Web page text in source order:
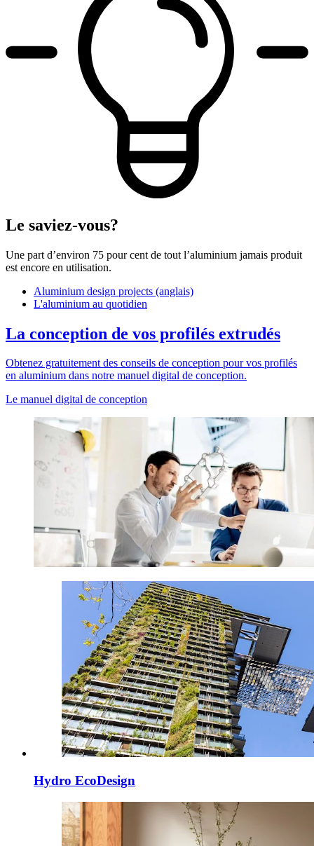
Le saviez-vous?
Une part d’environ 75 pour cent de tout l’aluminium jamais produit
est encore en utilisation.
Aluminium design projects (anglais)
L'aluminium au quotidien
La conception de vos profilés extrudés
Obtenez gratuitement des conseils de conception pour vos profilés
en aluminium dans notre manuel digital de conception.
Le manuel digital de conception
Hydro EcoDesign